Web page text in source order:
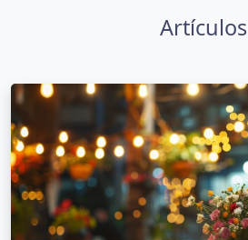
Artículos